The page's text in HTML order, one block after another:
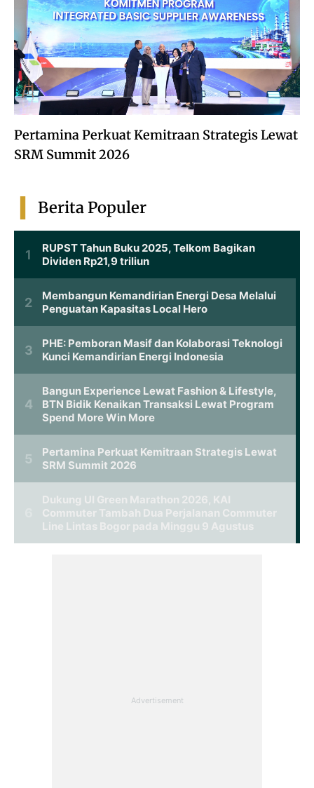
Pertamina Perkuat Kemitraan Strategis Lewat
SRM Summit 2026
Berita Populer